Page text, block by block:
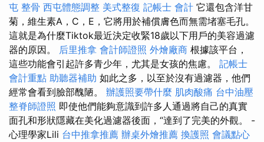
屯 整骨 西屯體態調整 美式整復 記帳士 會計 它還包含洋甘
菊，維生素A，C，E，它將用於補償膚色而無需堵塞毛孔。
這就是為什麼Tiktok最近決定收緊18歲以下用戶的美容過濾
器的原因。 后里推拿 會計師證照 外燴廠商 根據該平台，
這些功能會引起許多青少年，尤其是女孩的焦慮。 記帳士
會計重點 助聽器補助 如此之多，以至於沒有過濾器，他們
經常會看到臉部醜陋。 辦護照要帶什麼 肌肉酸痛 台中油壓
整脊師證照 即使他們能夠意識到許多人通過將自己的真實
面孔和形狀隱藏在美化過濾器後面，“達到了完美的外觀。 -
心理學家Lili 台中推拿推薦 辦桌外燴推薦 換護照 會議點心